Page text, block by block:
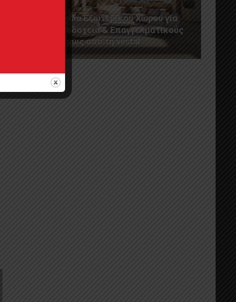
Έπιπλα Εξωτερικού Χώρου για
Ξενοδοχεία & Επαγγελματικούς
Χώρους από τη vestal